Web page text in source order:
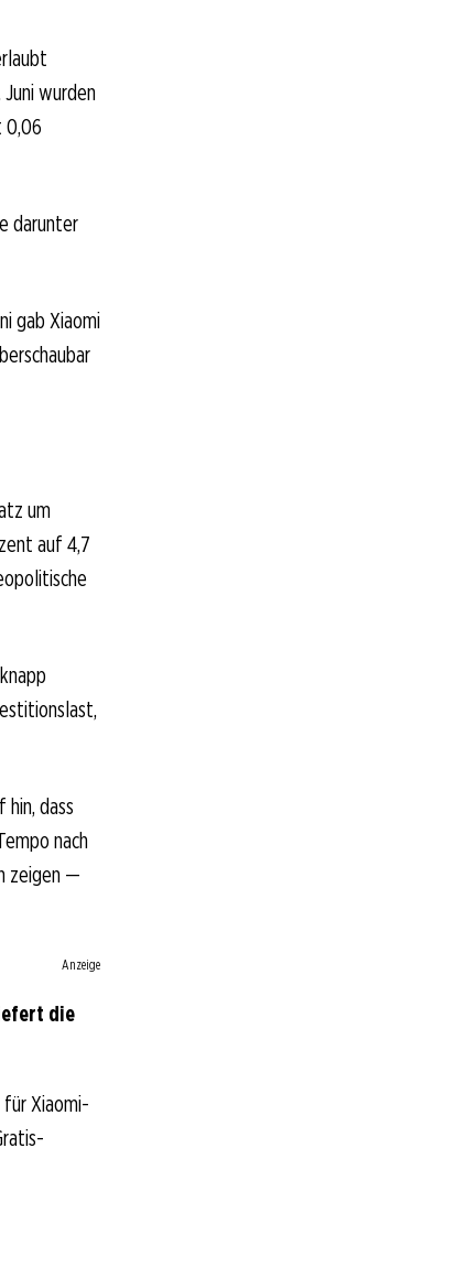
wurden
0,06
darunter
gab Xiaomi
um
auf 4,7
dass
nach
zeigen —
Anzeige
die
für Xiaomi-